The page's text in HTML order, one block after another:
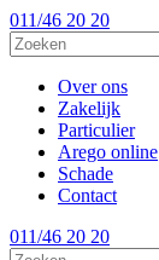
011/46 20 20
Over ons
Zakelijk
Particulier
Arego online
Schade
Contact
011/46 20 20